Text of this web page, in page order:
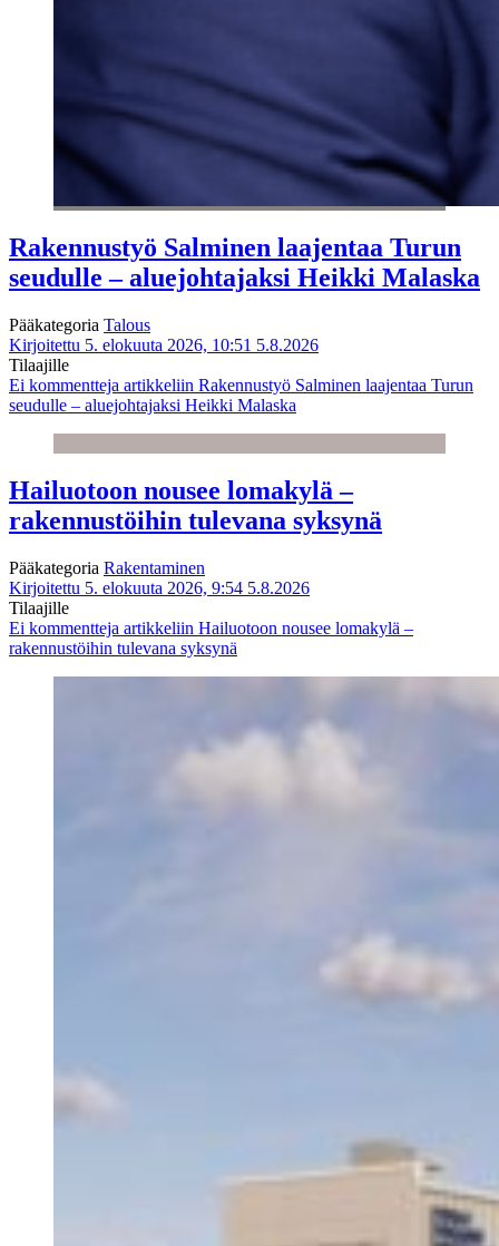
Rakennustyö Salminen laajentaa Turun
seudulle – aluejohtajaksi Heikki Malaska
Pääkategoria Talous
Kirjoitettu 5. elokuuta 2026, 10:51 5.8.2026
Tilaajille
Ei kommentteja artikkeliin Rakennustyö Salminen laajentaa Turun
seudulle – aluejohtajaksi Heikki Malaska
Hailuotoon nousee lomakylä –
rakennustöihin tulevana syksynä
Pääkategoria Rakentaminen
Kirjoitettu 5. elokuuta 2026, 9:54 5.8.2026
Tilaajille
Ei kommentteja artikkeliin Hailuotoon nousee lomakylä –
rakennustöihin tulevana syksynä